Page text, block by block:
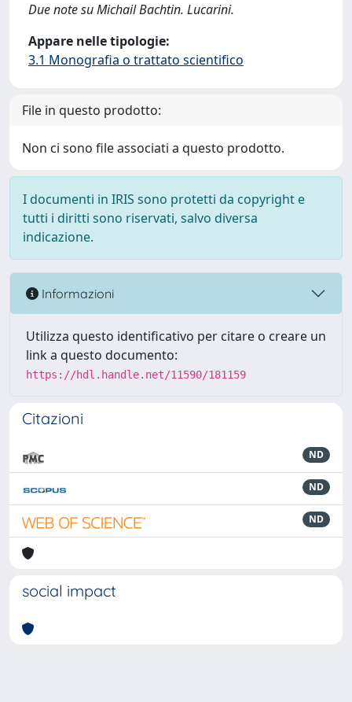
Due note su Michail Bachtin. Lucarini.
Appare nelle tipologie:
3.1 Monografia o trattato scientifico
File in questo prodotto:
Non ci sono file associati a questo prodotto.
I documenti in IRIS sono protetti da copyright e
tutti i diritti sono riservati, salvo diversa
indicazione.
Informazioni
Utilizza questo identificativo per citare o creare un
link a questo documento:
https://hdl.handle.net/11590/181159
Citazioni
ND
ND
ND
social impact